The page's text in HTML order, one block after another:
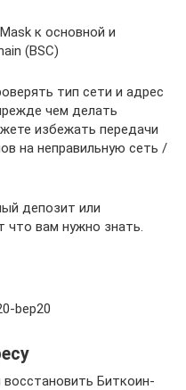
к основной и
(BSC)
тип сети и адрес
чем делать
избежать передачи
на неправильную сеть /
депозит или
что вам нужно знать.
bep20
Биткоин-